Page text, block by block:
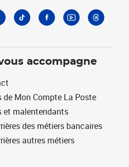
accompagne
de Mon Compte La Poste
et malentendants
des métiers bancaires
autres métiers